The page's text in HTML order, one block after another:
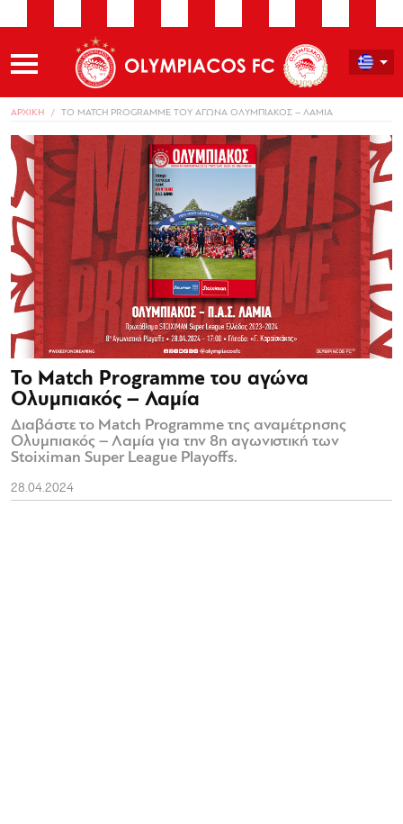
ΑΡΧΙΚΗ ΤΟ MATCH PROGRAMME ΤΟΥ ΑΓΩΝΑ ΟΛΥΜΠΙΑΚΟΣ – ΛΑΜΙΑ
Το Match Programme του αγώνα
Ολυμπιακός – Λαμία
Διαβάστε το Match Programme της αναμέτρησης
Ολυμπιακός – Λαμία για την 8η αγωνιστική των
Stoiximan Super League Playoffs.
28.04.2024